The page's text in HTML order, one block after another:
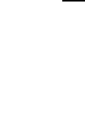
MEDIA SIBER
RESERVED